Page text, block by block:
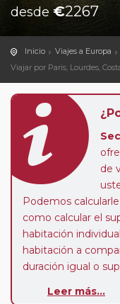
desde €2267
Inicio Viajes a Europa
Viajar por Paris, Lourdes,
de
Podemos
como calcular el
habitación
habitación a
duración igual o
de que usted
Leer más...